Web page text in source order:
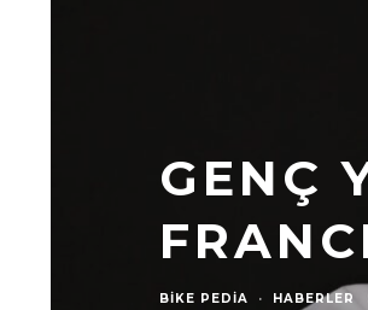
GENÇ
BIKE PEDIA · HABERLER